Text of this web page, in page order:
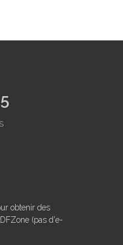
obtenir des
(pas d'e-